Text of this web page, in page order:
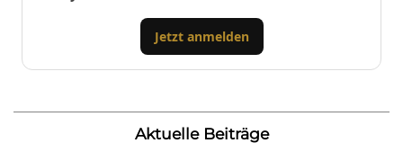
Jetzt anmelden
Aktuelle Beiträge